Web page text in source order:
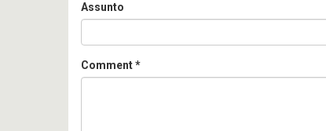
Assunto
Comment*